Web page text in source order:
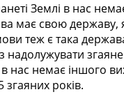
Землі в нас
має свою державу,
теж є така
надолужувати
нас немає іншого
згаяних років.